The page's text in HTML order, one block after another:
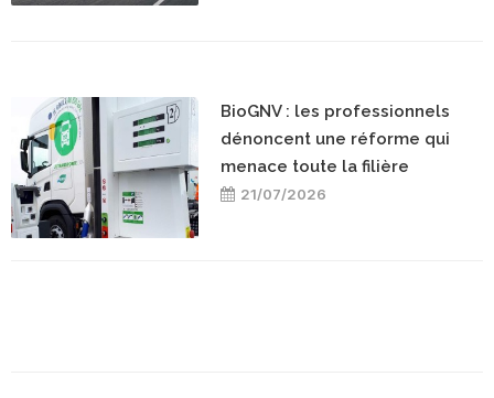
BioGNV : les professionnels
dénoncent une réforme qui
menace toute la filière
21/07/2026